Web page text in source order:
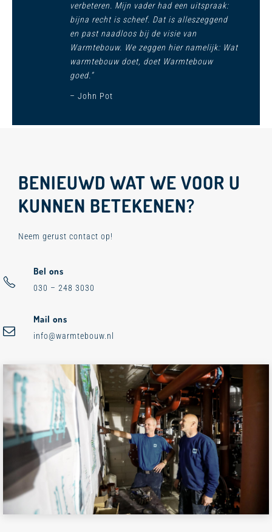
verbeteren. Mijn vader had een uitspraak:
bijna recht is scheef. Dat is alleszeggend
en past naadloos bij de visie van
Warmtebouw. We zeggen hier namelijk: Wat
warmtebouw doet, doet Warmtebouw
goed.”
– John Pot
BENIEUWD WAT WE VOOR U
KUNNEN BETEKENEN?
Neem gerust contact op!
Bel ons
030 – 248 3030
Mail ons
info@warmtebouw.nl